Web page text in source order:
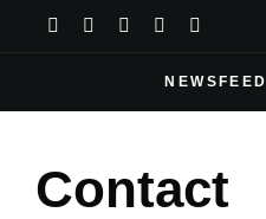
NEWSFEED
Contact